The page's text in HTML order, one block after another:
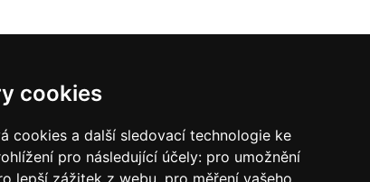
cookies
cookies a další sledovací technologie ke
pro následující účely: pro umožnění
lepší zážitek z webu pro měření vašeho